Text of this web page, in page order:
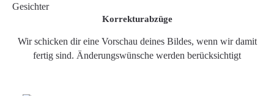
Korrekturabzüge
Wir schicken dir eine Vorschau deines Bildes, wenn wir damit
fertig sind. Änderungswünsche werden berücksichtigt